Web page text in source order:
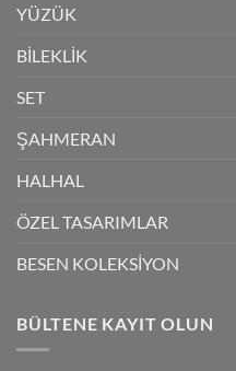
YÜZÜK
BİLEKLİK
SET
ŞAHMERAN
HALHAL
ÖZEL TASARIMLAR
BESEN KOLEKSİYON
BÜLTENE KAYIT OLUN